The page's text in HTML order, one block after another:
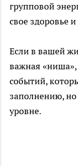
групповой
свое здоровье
Если в вашей
важная
событий,
заполнению,
уровне.